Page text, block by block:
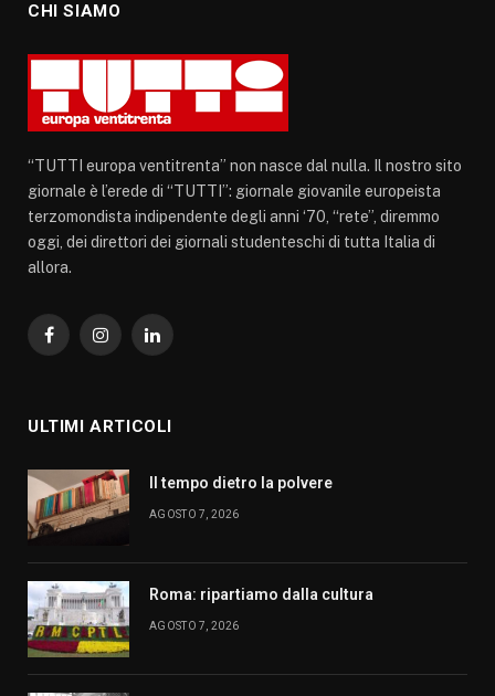
CHI SIAMO
“TUTTI europa ventitrenta” non nasce dal nulla. Il nostro sito
giornale è l’erede di “TUTTI”: giornale giovanile europeista
terzomondista indipendente degli anni ‘70, “rete”, diremmo
oggi, dei direttori dei giornali studenteschi di tutta Italia di
allora.
FacebookInstagramLinkedIn
ULTIMI ARTICOLI
Il tempo dietro la polvere
AGOSTO 7, 2026
Roma: ripartiamo dalla cultura
AGOSTO 7, 2026